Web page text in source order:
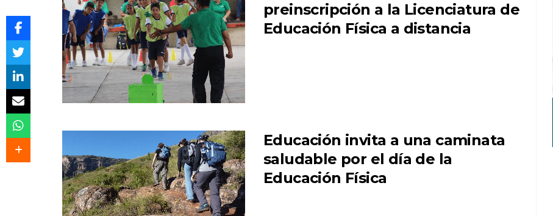
preinscripción a la Licenciatura de
Educación Física a distancia
Educación invita a una caminata
saludable por el día de la
Educación Física